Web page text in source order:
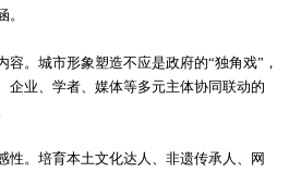
。城市形象塑造不应是政府的“独角戏”，
企业、学者、媒体等多元主体协同联动的
性。培育本土文化达人、非遗传承人、网